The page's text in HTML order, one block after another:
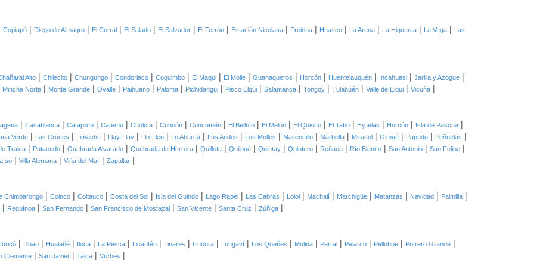
Copiapó | Diego de Almagro | El Corral | El Salado | El Salvador | El Terrón | Estación Nicolasa | Freirina | Huasco | La Arena | La Higuerita | La Vega | Las
Alto | Chilecito | Chungungo | Condoriaco | Coquimbo | El Maqui | El Molle | Guanaqueros | Horcón | Huentelauquén | Incahuasi | Jarilla y Azogue |
Mincha Norte | Monte Grande | Ovalle | Paihuano | Paloma | Pichidangui | Pisco Elqui | Salamanca | Tongoy | Tulahuén | Valle de Elqui | Vicuña |
| Casablanca | Catapilco | Catemu | Cholota | Concón | Cuncumén | El Belloto | El Melón | El Quisco | El Tabo | Hijuelas | Horcón | Isla de Pascua |
Verde | Las Cruces | Limache | Llay-Llay | Llo-Lleo | Lo Abarca | Los Andes | Los Molles | Maitencillo | Marbella | Mirasol | Olmué | Papudo | Peñuelas |
Tralca | Putaendo | Quebrada Alvarado | Quebrada de Herrera | Quillota | Quilpué | Quintay | Quintero | Reñaca | Río Blanco | San Antonio | San Felipe |
| Villa Alemana | Viña del Mar | Zapallar |
Chimbarongo | Coinco | Coltauco | Costa del Sol | Isla del Guindo | Lago Rapel | Las Cabras | Lolol | Machalí | Marchigüe | Matanzas | Navidad | Palmilla |
| Requínoa | San Fernando | San Francisco de Mostazal | San Vicente | Santa Cruz | Zúñiga |
| Duao | Hualañé | Iloca | La Pesca | Licantén | Linares | Liucura | Longaví | Los Queñes | Molina | Parral | Pelarco | Pelluhue | Potrero Grande |
Clemente | San Javier | Talca | Vilches |